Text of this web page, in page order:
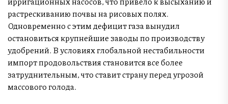
растрескиванию почвы на рисовых полях.
Одновременно с этим дефицит газа вынудил
остановиться крупнейшие заводы по производству
удобрений. В условиях глобальной нестабильности
импорт продовольствия становится все более
затруднительным, что ставит страну перед угрозой
массового голода.